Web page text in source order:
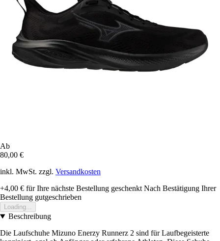
Ab
80,00 €
inkl. MwSt. zzgl. Versandkosten
+4,00 € für Ihre nächste Bestellung geschenkt Nach Bestätigung Ihrer
Bestellung gutgeschrieben
Loading...
Beschreibung
Die Laufschuhe Mizuno Enerzy Runnerz 2 sind für Laufbegeisterte